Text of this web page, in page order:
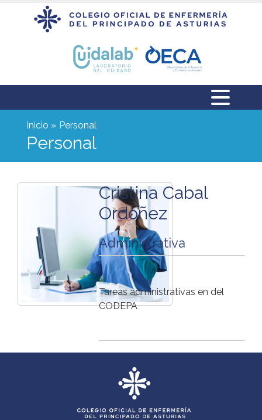
Inicio Personal
Personal
Cristina Cabal
Ordoñez
Administrativa
Tareas administrativas en del
CODEPA